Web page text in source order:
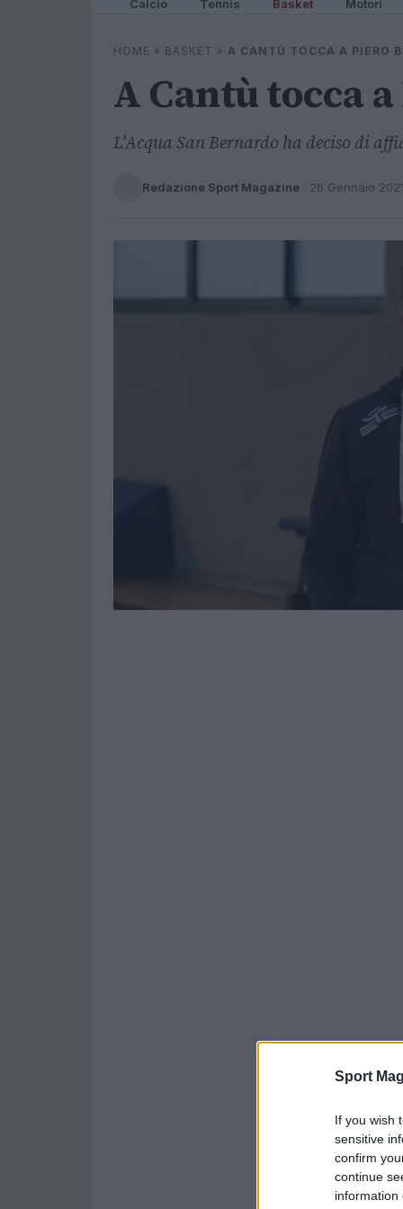
Sport
If you wish
sensitive
confirm
continue
information
Calcio Tennis Basket Motori
HOME » BASKET » A CANTÙ TOCCA A PIERO
A Cantù tocca
L'Acqua San Bernardo ha deciso di
Redazione Sport Magazine · 26 Gennaio 2021